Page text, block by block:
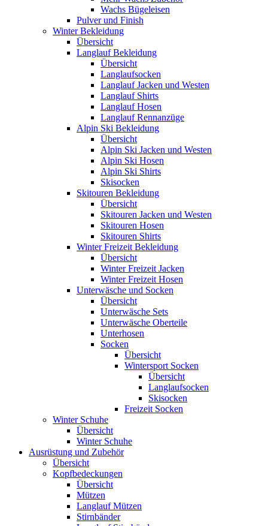
Wachs Bügeleisen
Pulver und Finish
Winter Bekleidung
Übersicht
Langlauf Bekleidung
Übersicht
Langlaufsocken
Langlauf Jacken und Westen
Langlauf Shirts
Langlauf Hosen
Langlauf Rennanzüge
Alpin Ski Bekleidung
Übersicht
Alpin Ski Jacken und Westen
Alpin Ski Hosen
Alpin Ski Shirts
Skisocken
Skitouren Bekleidung
Übersicht
Skitouren Jacken und Westen
Skitouren Hosen
Skitouren Shirts
Winter Freizeit Bekleidung
Übersicht
Winter Freizeit Jacken
Winter Freizeit Hosen
Unterwäsche und Socken
Übersicht
Unterwäsche Sets
Unterwäsche Oberteile
Unterhosen
Socken
Übersicht
Wintersport Socken
Übersicht
Langlaufsocken
Skisocken
Freizeit Socken
Winter Schuhe
Übersicht
Winter Schuhe
Ausrüstung und Zubehör
Übersicht
Kopfbedeckungen
Übersicht
Mützen
Langlauf Mützen
Stirnbänder